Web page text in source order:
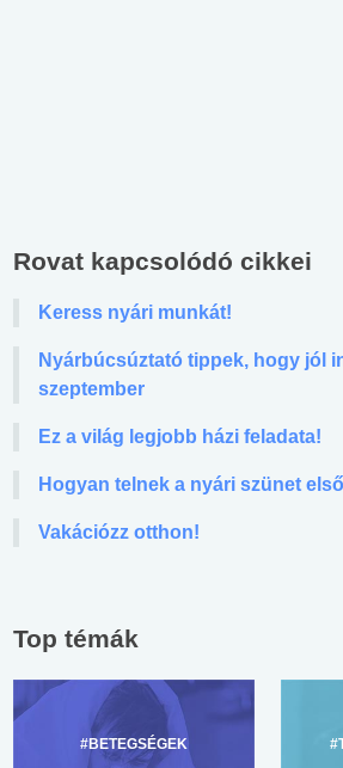
Rovat kapcsolódó cikkei
Keress nyári munkát!
Nyárbúcsúztató tippek, hogy jól
szeptember
Ez a világ legjobb házi feladata!
Hogyan telnek a nyári szünet
Vakációzz otthon!
Top témák
#BETEGSÉGEK